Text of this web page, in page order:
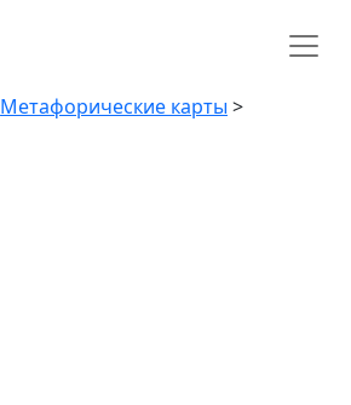
Метафорические карты >